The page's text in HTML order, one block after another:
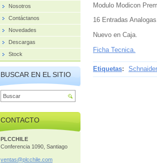
Modulo Modicon
16 Entradas
Nuevo en Caja.
Ficha Tecnica.
Etiquetas: Schnaider
Nosotros
Contáctanos
Novedades
Descargas
Stock
BUSCAR EN EL SITIO
CONTACTO
PLCCHILE
Conferencia 1090, Santiago
ventas@plcchile. com